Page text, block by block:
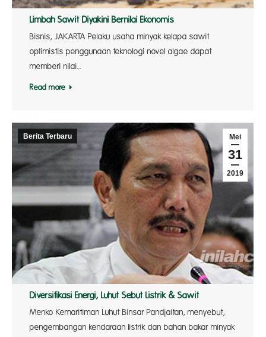
Limbah Sawit Diyakini Bernilai Ekonomis
Bisnis, JAKARTA Pelaku usaha minyak kelapa sawit
optimistis penggunaan teknologi novel algae dapat
memberi nilai…
Read more
Mei
31
2019
Berita Terbaru
Diversifikasi Energi, Luhut Sebut Listrik & Sawit
Menko Kemaritiman Luhut Binsar Pandjaitan, menyebut,
pengembangan kendaraan listrik dan bahan bakar minyak